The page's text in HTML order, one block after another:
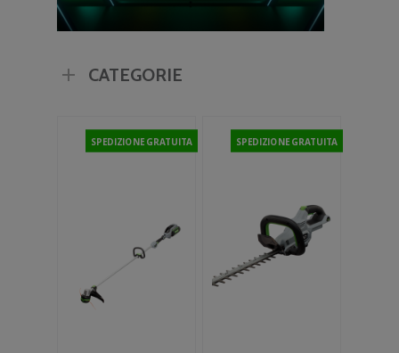
CATEGORIE
SPEDIZIONE GRATUITA SPEDIZIONE GRATUITA